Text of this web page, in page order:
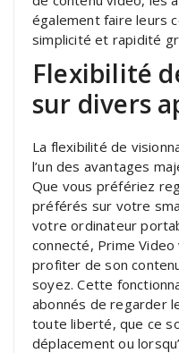
également faire leurs
simplicité et rapidité
Flexibilité
sur divers
La flexibilité de
l’un des avantages
Que vous préfériez
préférés sur votre
votre ordinateur
connecté, Prime
profiter de son
soyez. Cette
abonnés de regarder
toute liberté, que ce
déplacement ou